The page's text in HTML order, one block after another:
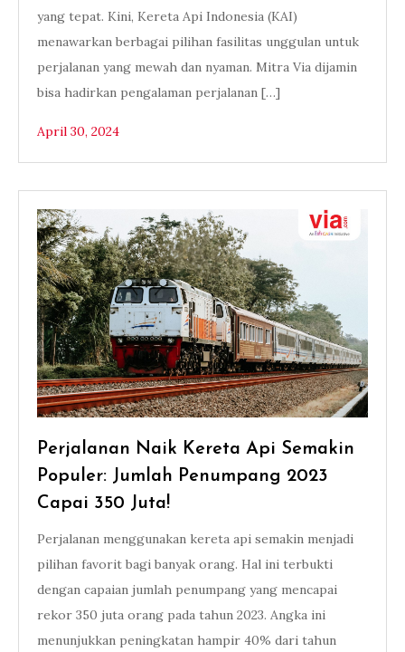
yang tepat. Kini, Kereta Api Indonesia (KAI)
menawarkan berbagai pilihan fasilitas unggulan untuk
perjalanan yang mewah dan nyaman. Mitra Via dijamin
bisa hadirkan pengalaman perjalanan […]
April 30, 2024
Perjalanan Naik Kereta Api Semakin
Populer: Jumlah Penumpang 2023
Capai 350 Juta!
Perjalanan menggunakan kereta api semakin menjadi
pilihan favorit bagi banyak orang. Hal ini terbukti
dengan capaian jumlah penumpang yang mencapai
rekor 350 juta orang pada tahun 2023. Angka ini
menunjukkan peningkatan hampir 40% dari tahun